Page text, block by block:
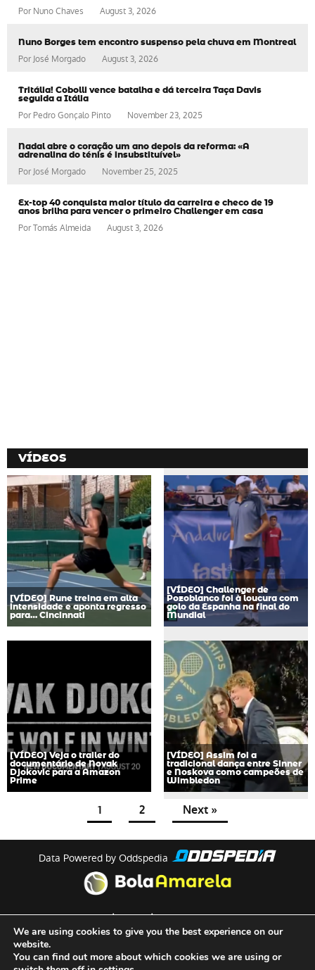
PorNuno Chaves August 3, 2026
Nuno Borges tem encontro suspenso pela chuva em Montreal
Por José Morgado August 3, 2026
Tritália! Cobolli vence batalha e dá terceira Taça Davis
seguida a Itália
PorPedro Gonçalo Pinto November 23, 2025
Nadal abre o coração um ano depois da reforma: «A
adrenalina do ténis é insubstituível»
Por José Morgado November 25, 2025
Ex-top 40 conquista maior título da carreira e checo de 19
anos brilha para vencer o primeiro Challenger em casa
PorTomás Almeida August 3, 2026
VÍDEOS
[VÍDEO] Rune treina em alta
intensidade e aponta regresso
para… Cincinnati
[VÍDEO] Challenger de
Pozoblanco foi à loucura com
golo da Espanha na final do
Mundial
[VÍDEO] Veja o trailer do
documentário de Novak
Djokovic para a Amazon
Prime
[VÍDEO] Assim foi a
tradicional dança entre Sinner
e Noskova como campeões de
Wimbledon
1 2 Next »
Data Powered by Oddspedia
theme bymeow
We are using cookies to give you the best experience on our
website.
You can find out more about which cookies we are using or